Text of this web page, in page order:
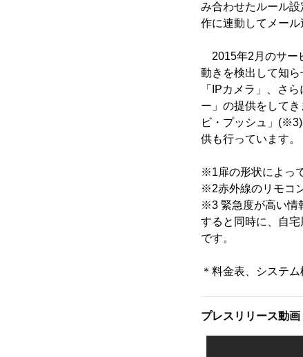
み合わせたルール
作に連動してメー
2015年2月のサー
動きを検出して知
「IPカメラ」、さ
ー」の提供をして
ビ・プッシュ」
供も行っています。
※1扉の形状によっ
※2赤外線のリモコ
※3 緊急度が高い情
すると同時に、自
です。
＊料金表、システ
プレスリリース動画